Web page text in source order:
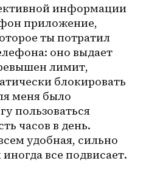
информации
приложение,
ты потратил
оно выдает
лимит,
блокировать
меня было
пользоваться
часов в день.
удобная, сильно
иногда все подвисает.